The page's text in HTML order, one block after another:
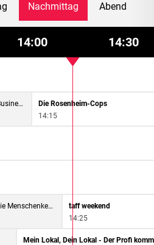
Nachmittag Abend
14:00 14:30
Fischmehl - ein schmutziges Business
Die Rosenheim-Cops
14:15
Ich durchschaue jeden - die Menschenkenner Doku
taff weekend
14:25
Mein Lokal, Dein Lokal - Der Profi